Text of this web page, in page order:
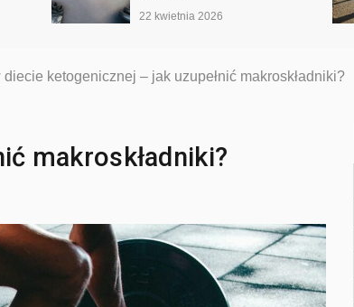
22 marca 2026
diecie ketogenicznej – jak uzupełnić makroskładniki?
makroskładniki?